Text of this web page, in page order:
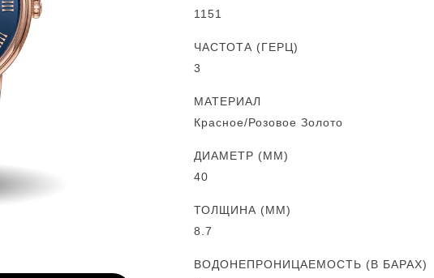
1151
ЧАСТОТА (ГЕРЦ)
3
МАТЕРИАЛ
Красное/Розовое Золото
ДИАМЕТР (MM)
40
ТОЛЩИНА (MM)
8.7
ВОДОНЕПРОНИЦАЕМОСТЬ (В БАРАХ)